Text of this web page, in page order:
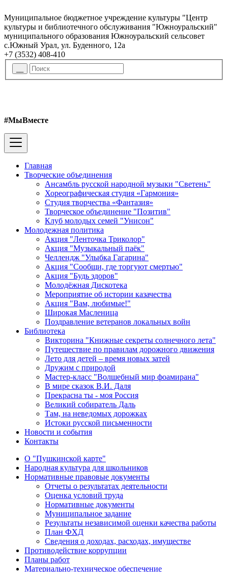
Муниципальное бюджетное учреждение культуры "Центр
культуры и библиотечного обслуживания "Южноуральский"
муниципального образования Южноуральский сельсовет
с.Южный Урал, ул. Буденного, 12а
+7 (3532) 408-410
#МыВместе
Главная
Творческие объединения
Ансамбль русской народной музыки "Светень"
Хореографическая студия «Гармония»
Студия творчества «Фантазия»
Творческое объединение "Позитив"
Клуб молодых семей "Унисон"
Молодежная политика
Акция "Ленточка Триколор"
Акция "Музыкальный паёк"
Челлендж "Улыбка Гагарина"
Акция "Сообщи, где торгуют смертью"
Акция "Будь здоров"
Молодёжная Дискотека
Мероприятие об истории казачества
Акция "Вам, любимые!"
Широкая Масленица
Поздравление ветеранов локальных войн
Библиотека
Викторина "Книжные секреты солнечного лета"
Путешествие по правилам дорожного движения
Лето для детей – время новых затей
Дружим с природой
Мастер-класс "Волшебный мир фоамирана"
В мире сказок В.И. Даля
Прекрасна ты - моя Россия
Великий собиратель Даль
Там, на неведомых дорожках
Истоки русской письменности
Новости и события
Контакты
О "Пушкинской карте"
Народная культура для школьников
Нормативные правовые документы
Отчеты о результатах деятельности
Оценка условий труда
Нормативные документы
Муниципальное задание
Результаты независимой оценки качества работы
План ФХД
Сведения о доходах, расходах, имуществе
Противодействие коррупции
Планы работ
Материально-техническое обеспечение